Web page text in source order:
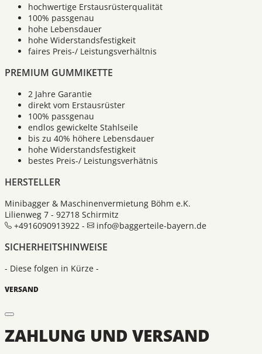
hochwertige Erstausrüsterqualität
100% passgenau
hohe Lebensdauer
hohe Widerstandsfestigkeit
faires Preis-/ Leistungsverhältnis
PREMIUM GUMMIKETTE
2 Jahre Garantie
direkt vom Erstausrüster
100% passgenau
endlos gewickelte Stahlseile
bis zu 40% höhere Lebensdauer
hohe Widerstandsfestigkeit
bestes Preis-/ Leistungsverhätnis
HERSTELLER
Minibagger & Maschinenvermietung Böhm e.K.
Lilienweg 7 - 92718 Schirmitz
+4916090913922 -
info@baggerteile-bayern.de
SICHERHEITSHINWEISE
- Diese folgen in Kürze -
VERSAND
ZAHLUNG UND VERSAND